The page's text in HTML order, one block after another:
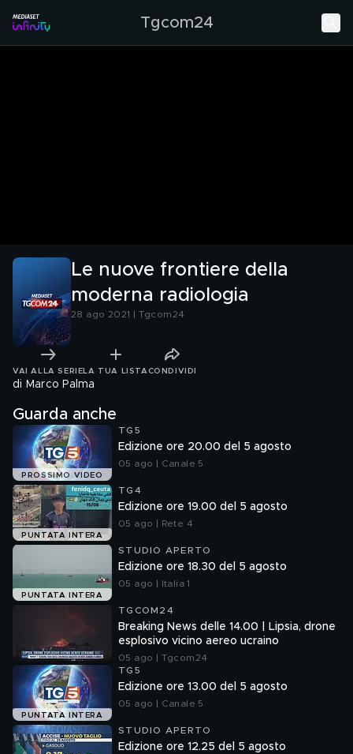
Tgcom24
Le nuove frontiere della
moderna radiologia
28 ago 2021 | Tgcom24
VAI ALLA SERIE LA TUA LISTA CONDIVIDI
di Marco Palma
Guarda anche
PROSSIMO VIDEO
TG5
Edizione ore 20.00 del 5 agosto
05 ago | Canale 5
PUNTATA INTERA
TG4
Edizione ore 19.00 del 5 agosto
05 ago | Rete 4
PUNTATA INTERA
STUDIO APERTO
Edizione ore 18.30 del 5 agosto
05 ago | Italia 1
TGCOM24
Breaking News delle 14.00 | Lipsia, drone
esplosivo vicino aereo ucraino
05 ago | Tgcom24
PUNTATA INTERA
TG5
Edizione ore 13.00 del 5 agosto
05 ago | Canale 5
STUDIO APERTO
Edizione ore 12.25 del 5 agosto